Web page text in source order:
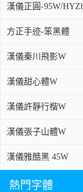
漢儀正圓-95W/
方正手迹-笨黑體
漢儀秦川飛影W
漢儀甜心體W
漢儀許靜行楷W
漢儀張子山體W
漢儀雅酷黑 45W
熱門字體